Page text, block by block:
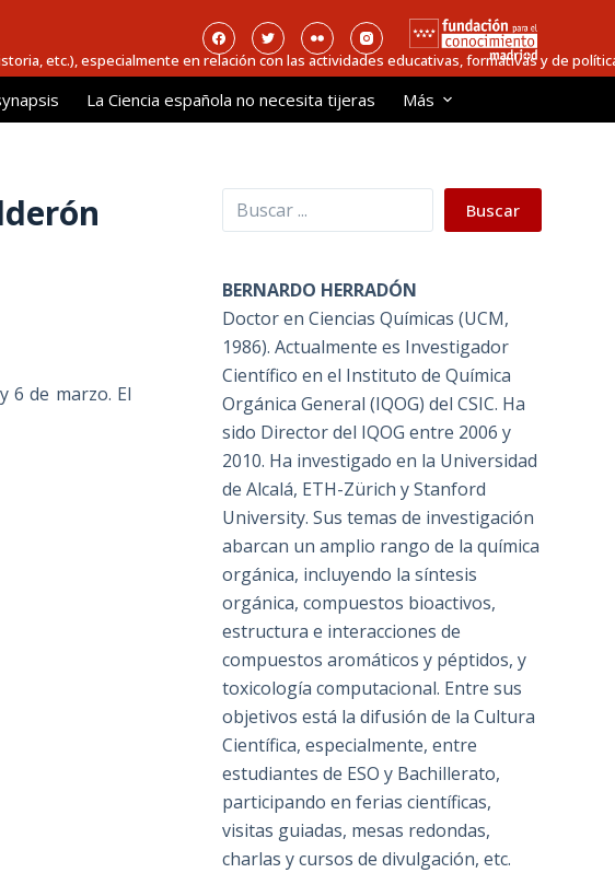
etc.), especialmente en relación con las actividades educativas, formativas y de
La Ciencia española no necesita tijeras Más
6 de marzo. El
Buscar Buscar
BERNARDO HERRADÓN
Doctor en Ciencias Químicas (UCM,
1986). Actualmente es Investigador
Científico en el Instituto de Química
Orgánica General (IQOG) del CSIC. Ha
sido Director del IQOG entre 2006 y
2010. Ha investigado en la Universidad
de Alcalá, ETH-Zürich y Stanford
University. Sus temas de investigación
abarcan un amplio rango de la química
orgánica, incluyendo la síntesis
orgánica, compuestos bioactivos,
estructura e interacciones de
compuestos aromáticos y péptidos, y
toxicología computacional. Entre sus
objetivos está la difusión de la Cultura
Científica, especialmente, entre
estudiantes de ESO y Bachillerato,
participando en ferias científicas,
visitas guiadas, mesas redondas,
charlas y cursos de divulgación, etc.